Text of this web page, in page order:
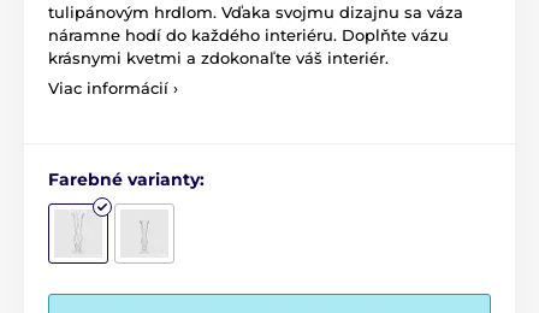
tulipánovým hrdlom. Vďaka svojmu dizajnu sa váza
náramne hodí do každého interiéru. Doplňte vázu
krásnymi kvetmi a zdokonaľte váš interiér.
Viac informácií ›
Farebné varianty: